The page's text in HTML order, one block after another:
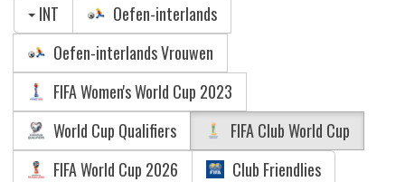
INT
Oefen-interlands
Oefen-interlands Vrouwen
FIFA Women's World Cup 2023
World Cup Qualifiers
FIFA Club World Cup
FIFA World Cup 2026
Club Friendlies